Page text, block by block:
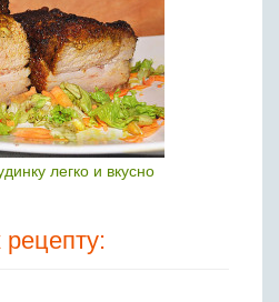
легко и вкусно